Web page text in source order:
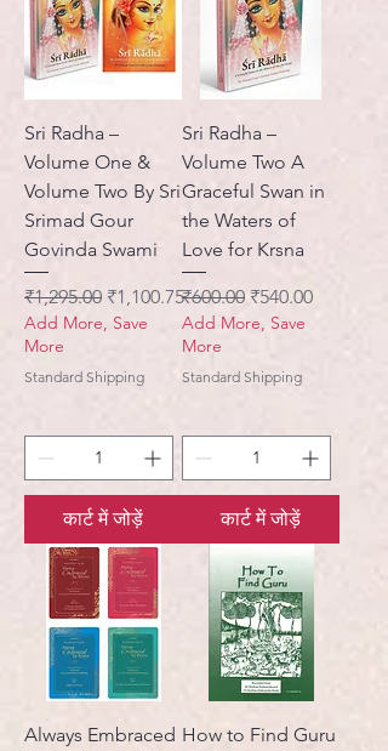
Sri Radha –
Volume One &
Volume Two By Sri
Srimad Gour
Govinda Swami
नियमित मूल्य
₹1,295.00 बिक्री मूल्य
₹1,100.75
Add More, Save
More
Standard Shipping
कार्ट में जोड़ें
Sri Radha –
Volume Two A
Graceful Swan in
the Waters of
Love for Krsna
नियमित मूल्य
₹600.00 बिक्री मूल्य
₹540.00
Add More, Save
More
Standard Shipping
कार्ट में जोड़ें
Always Embraced How to Find Guru